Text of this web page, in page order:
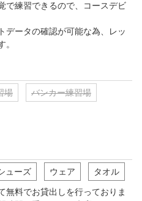
で練習できるので、コースデビ
データの確認が可能な為、レッ
。
場 バンカー練習場
ューズ ウェア タオル
無料でお貸出しを行っておりま